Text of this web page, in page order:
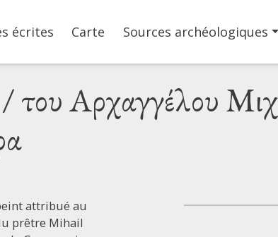
navigation
écrites Carte Sources archéologiques
Αρχαγγέλου
attribué au
prêtre Mihail